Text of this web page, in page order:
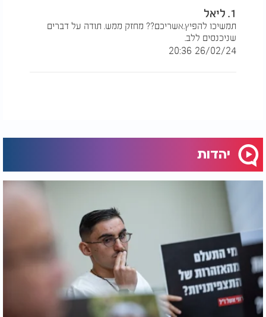
1. ליאל
תמשיכו להפיץ.אשריכם?? מחזק ממש. תודה על דברים
שניכנסים ללב.
26/02/24 20:36
יהדות